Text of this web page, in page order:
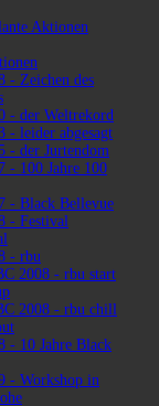
Aktionen
- Zeichen des
- der Weltrekord
- leider abgesagt
- der Jurtendom
- 100 Jahre 100
- Black Bellevue
- Festival
- rbu
2008 - rbu start
2008 - rbu chill
- 10 Jahre Black
- Workshop in